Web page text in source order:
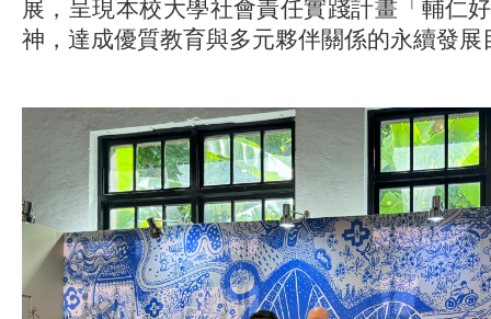
展，呈現本校大學社會責任實踐計畫「輔仁
神，達成優質教育與多元夥伴關係的永續發展